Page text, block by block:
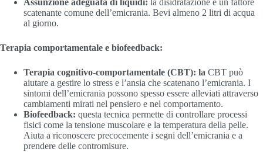
Assunzione adeguata di liquidi: la disidratazione è un fattore
scatenante comune dell’emicrania. Bevi almeno 2 litri di acqua
al giorno.
Terapia comportamentale e biofeedback:
Terapia cognitivo-comportamentale (CBT): la CBT può
aiutare a gestire lo stress e l’ansia che scatenano l’emicrania. I
sintomi dell’emicrania possono spesso essere alleviati attraverso
cambiamenti mirati nel pensiero e nel comportamento.
Biofeedback: questa tecnica permette di controllare processi
fisici come la tensione muscolare e la temperatura della pelle.
Aiuta a riconoscere precocemente i segni dell’emicrania e a
prendere delle contromisure.